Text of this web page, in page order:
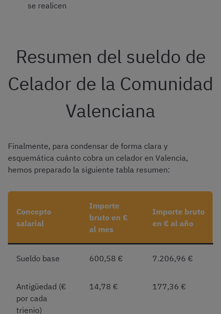
se realicen
Resumen del sueldo de
Celador de la Comunidad
Valenciana
Finalmente, para condensar de forma clara y
esquemática cuánto cobra un celador en Valencia,
hemos preparado la siguiente tabla resumen:
Concepto
salarial
Importe
bruto en €
al mes
Importe bruto
en € al año
Sueldo base 600,58 € 7.206,96 €
Antigüedad (€
por cada
trienio)
14,78 € 177,36 €